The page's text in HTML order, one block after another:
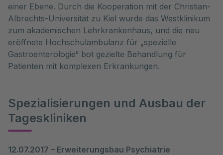
einer Ebene. Durch die Kooperation mit der Christian-
Albrechts-Universität zu Kiel wurde das Westklinikum
zum akademischen Lehrkrankenhaus, und die neu
eröffnete Hochschulambulanz für „spezielle
Gastroenterologie“ bot gezielte Behandlung für
Patienten mit komplexen Erkrankungen.
Spezialisierungen und Ausbau der
Tageskliniken
12.07.2017 – Erweiterungsbau Psychiatrie